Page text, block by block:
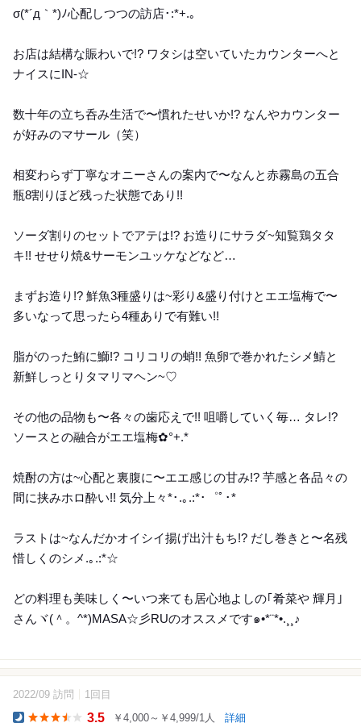
σ(*´д｀*)ﾉ心配しつつの訪店･:*+.｡
お店は結構な賑わいで!? ワタシは空いていたカウンターへと
ナイスにIN-☆
数十年の立ち呑み生活で〜慣れたせいか!? なんやカウンター
が好みのマサール（笑）
相変わらず丁寧なオニーさんの案内で〜なんと赤霧島の五合
瓶8割りほど残った状態であり!!
ソーダ割りのセットでアテは!? お造りにサラダ~知覧鶏タタ
キ!! せせり焼&サーモンユッケなどなど…
まずお造り!? 鮮魚3種盛りは~彩り&盛り付けとエエ塩梅で〜
多いなって思ったら4種ありで有難い!!
脂がのった鮪に鰤!? コリコリの蛸!! 魚卵で巻かれたシメ鯖と
新鮮しっとりタマリマヘン~♡
その他の品物も〜各々の歯応えで!! 咀嚼していく毎… タレ!?
ソースとの融合がエエ塩梅✿°+.*
焼酎の方は~心配と裏腹に〜エエ感じの甘み!? 芋感と各品々の
間に挟みホロ酔い!! 気分上々*･.｡.:*･゜ﾟ･*
ラストは~なんだかオイシイ揚げ出汁もち!? だし巻きと〜名残
惜しくのシメ.｡.:*☆
どの料理も美味しく〜いつ来ても居心地よしの｢肴菜や 輝月｣
さんヾ(＾。^*)MASA☆彡RUのオススメです๑•*¨*•.¸¸♪
12
2022/09 訪問 1回目
3.5 ￥4,000～￥4,999/1人 詳細